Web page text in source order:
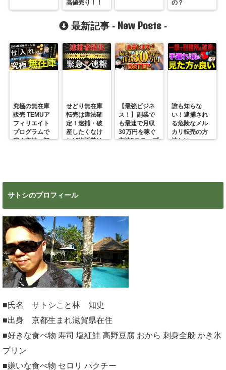
高値売り！！ の？
最新記事 - New Posts -
究極の無在庫
販売 TEMUア
フィリエイト
プログラムで
稼ぐ方法 初
せどり無在庫
転売は違法確
定！逮捕・破
産したくなけ
れば物販勢は
【最強ビジネ
ス！】副業で
も最速で月収
30万円を稼ぐ
方法5ステップ
誰も知らな
い！逮捕され
る危険なメル
カリ転売の方
法とは
サトシのプロフィール
■氏名 サトシこと林 知史
■出身 京都生まれ滋賀県在住
■好きな食べ物 寿司 塩紅鮭 高野豆腐 おから 刺身全般 かき氷
プリン
■嫌いな食べ物 セロリ パクチー